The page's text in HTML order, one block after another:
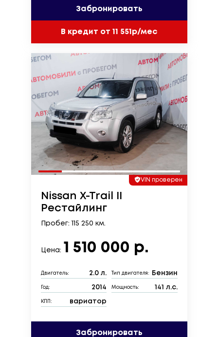
Забронировать
В кредит от 11 551р/мес
VIN проверен
Nissan X-Trail II
Рестайлинг
Пробег: 115 250 км.
Цена: 1 510 000 р.
Двигатель: 2.0 л. Тип двигателя: Бензин
Год: 2014 Мощность: 141 л.с.
КПП: вариатор
Забронировать